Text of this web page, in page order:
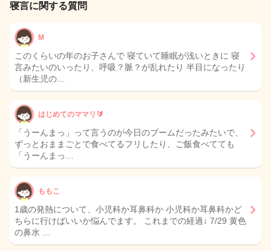
寝言に関する質問
M
このくらいの年のお子さんで 寝ていて睡眠が浅いときに 寝
言みたいのいったり、呼吸？脈？が乱れたり 半目になったり
（新生児の…
はじめてのママリ🔰
「うーんまっ」って言うのが今日のブームだったみたいで、
ずっとおままごとで食べてるフリしたり、ご飯食べてても
「うーんまっ…
ももこ
1歳の発熱について、小児科か耳鼻科か 小児科か耳鼻科かど
ちらに行けばいいか悩んでます。 これまでの経過↓ 7/29 黄色
の鼻水 …